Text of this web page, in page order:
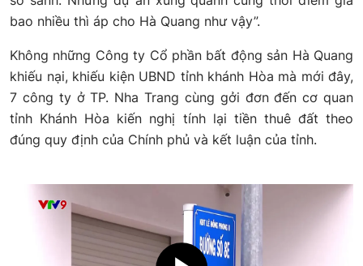
bao nhiều thì áp cho Hà Quang như vậy”.
Không những Công ty Cổ phần bất động sản Hà Quang
khiếu nại, khiếu kiện UBND tỉnh khánh Hòa mà mới đây,
7 công ty ở TP. Nha Trang cùng gởi đơn đến cơ quan
tỉnh Khánh Hòa kiến nghị tính lại tiền thuê đất theo
đúng quy định của Chính phủ và kết luận của tỉnh.